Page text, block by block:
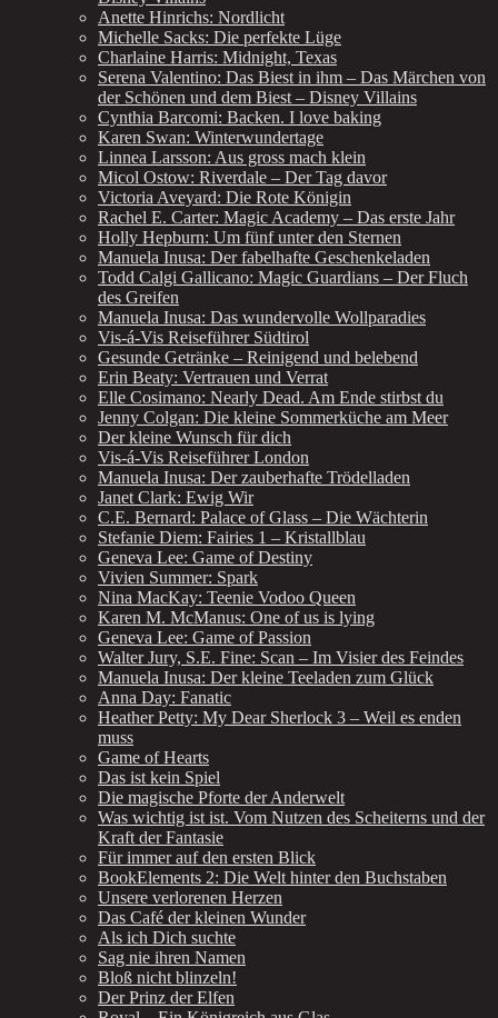
Anette Hinrichs: Nordlicht
Michelle Sacks: Die perfekte Lüge
Charlaine Harris: Midnight, Texas
Serena Valentino: Das Biest in ihm – Das Märchen von
der Schönen und dem Biest – Disney Villains
Cynthia Barcomi: Backen. I love baking
Karen Swan: Winterwundertage
Linnea Larsson: Aus gross mach klein
Micol Ostow: Riverdale – Der Tag davor
Victoria Aveyard: Die Rote Königin
Rachel E. Carter: Magic Academy – Das erste Jahr
Holly Hepburn: Um fünf unter den Sternen
Manuela Inusa: Der fabelhafte Geschenkeladen
Todd Calgi Gallicano: Magic Guardians – Der Fluch
des Greifen
Manuela Inusa: Das wundervolle Wollparadies
Vis-á-Vis Reiseführer Südtirol
Gesunde Getränke – Reinigend und belebend
Erin Beaty: Vertrauen und Verrat
Elle Cosimano: Nearly Dead. Am Ende stirbst du
Jenny Colgan: Die kleine Sommerküche am Meer
Der kleine Wunsch für dich
Vis-á-Vis Reiseführer London
Manuela Inusa: Der zauberhafte Trödelladen
Janet Clark: Ewig Wir
C.E. Bernard: Palace of Glass – Die Wächterin
Stefanie Diem: Fairies 1 – Kristallblau
Geneva Lee: Game of Destiny
Vivien Summer: Spark
Nina MacKay: Teenie Vodoo Queen
Karen M. McManus: One of us is lying
Geneva Lee: Game of Passion
Walter Jury, S.E. Fine: Scan – Im Visier des Feindes
Manuela Inusa: Der kleine Teeladen zum Glück
Anna Day: Fanatic
Heather Petty: My Dear Sherlock 3 – Weil es enden
muss
Game of Hearts
Das ist kein Spiel
Die magische Pforte der Anderwelt
Was wichtig ist ist. Vom Nutzen des Scheiterns und der
Kraft der Fantasie
Für immer auf den ersten Blick
BookElements 2: Die Welt hinter den Buchstaben
Unsere verlorenen Herzen
Das Café der kleinen Wunder
Als ich Dich suchte
Sag nie ihren Namen
Bloß nicht blinzeln!
Der Prinz der Elfen